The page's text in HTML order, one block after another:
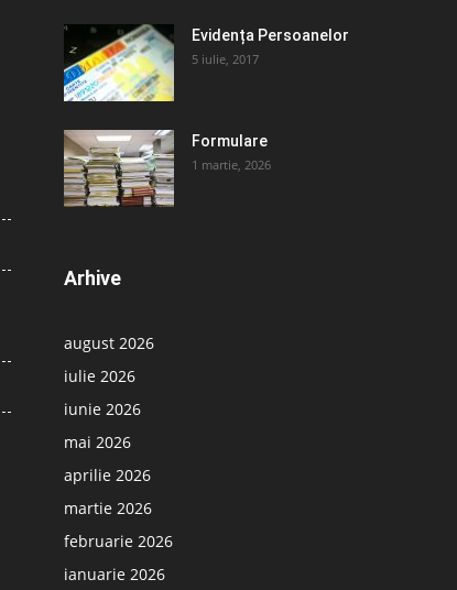
Evidența Persoanelor
5 iulie, 2017
Formulare
1 martie, 2026
Arhive
august 2026
iulie 2026
iunie 2026
mai 2026
aprilie 2026
martie 2026
februarie 2026
ianuarie 2026